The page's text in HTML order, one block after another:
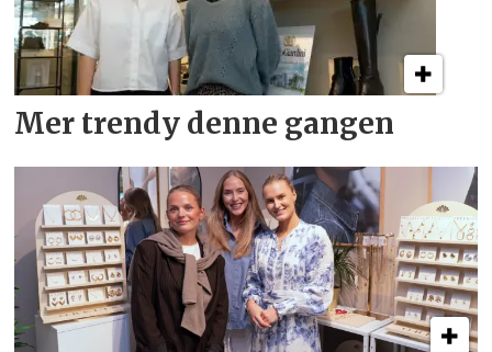
Mer trendy denne gangen